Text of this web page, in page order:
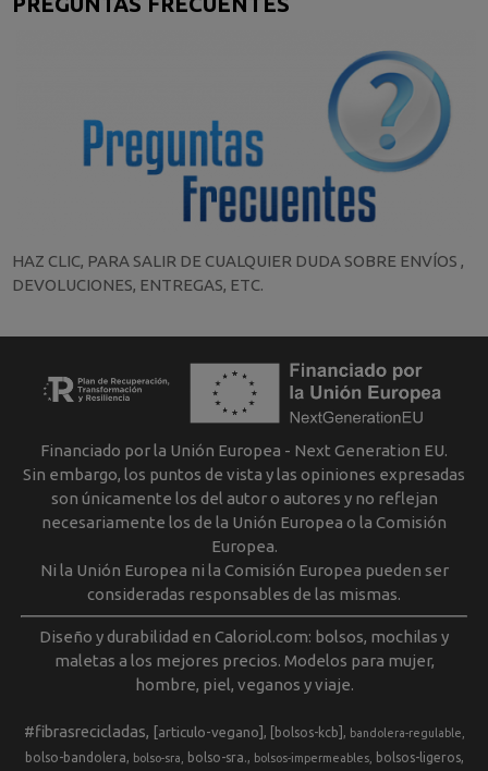
HAZ CLIC, PARA SALIR DE CUALQUIER DUDA SOBRE ENVÍOS ,
DEVOLUCIONES, ENTREGAS, ETC.
Financiado por la Unión Europea - Next Generation EU.
Sin embargo, los puntos de vista y las opiniones expresadas
son únicamente los del autor o autores y no reflejan
necesariamente los de la Unión Europea o la Comisión
Europea.
Ni la Unión Europea ni la Comisión Europea pueden ser
consideradas responsables de las mismas.
Diseño y durabilidad en Caloriol.com: bolsos, mochilas y
maletas a los mejores precios. Modelos para mujer,
hombre, piel, veganos y viaje.
#fibrasrecicladas [articulo-vegano] [bolsos-kcb] bandolera-regulable
bolso-bandolera bolso-sra bolso-sra. bolsos-impermeables bolsos-ligeros